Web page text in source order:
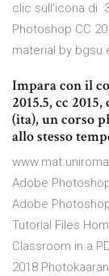
clic sull'icona di
Photoshop CC
material by
Impara con il
2015.5, cc
(ita), un corso
allo stesso
Adobe
Adobe
Tutorial Files
Classroom in a
2018